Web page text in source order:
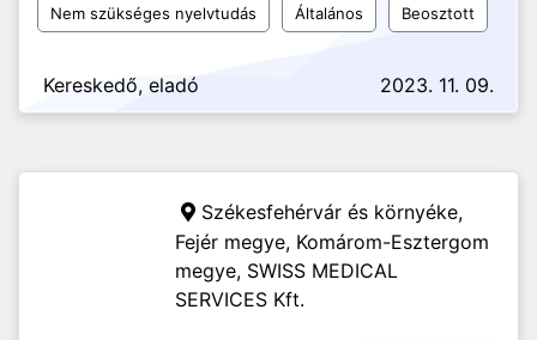
Nem szükséges nyelvtudás Általános Beosztott
Kereskedő, eladó 2023. 11. 09.
Székesfehérvár és környéke,
Fejér megye, Komárom-Esztergom
megye, SWISS MEDICAL
SERVICES Kft.